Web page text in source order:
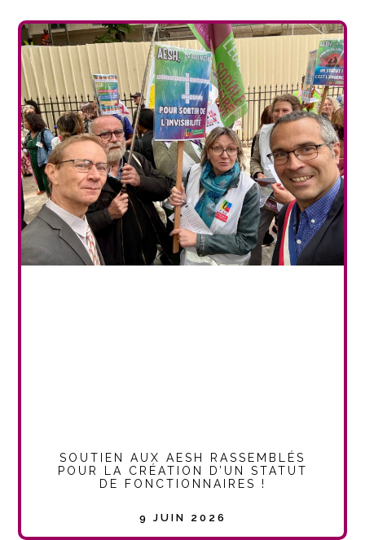
SOUTIEN AUX AESH RASSEMBLÉS
POUR LA CRÉATION D’UN STATUT
DE FONCTIONNAIRES !
9 JUIN 2026